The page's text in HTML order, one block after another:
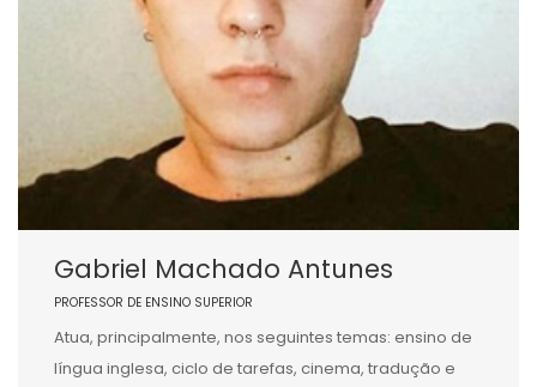
Gabriel Machado Antunes
PROFESSOR DE ENSINO SUPERIOR
Atua, principalmente, nos seguintes temas: ensino de
língua inglesa, ciclo de tarefas, cinema, tradução e